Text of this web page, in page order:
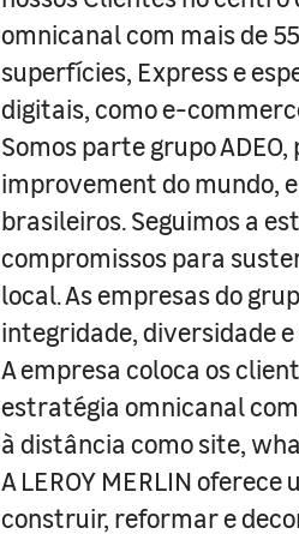
omnicanal com mais de
superfícies, Express e
digitais, como e-
Somos parte grupo
improvement do mundo,
brasileiros. Seguimos a
compromissos para
local. As empresas do
integridade, diversidade
A empresa coloca os
estratégia omnicanal
à distância como site,
A LEROY MERLIN
construir, reformar e